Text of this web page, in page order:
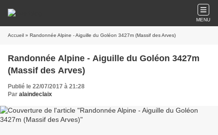
MENU
Accueil » Randonnée Alpine - Aiguille du Goléon 3427m (Massif des Arves)
Randonnée Alpine - Aiguille du Goléon 3427m
(Massif des Arves)
Publié le 22/07/2017 à 21:28
Par alaindeclaix